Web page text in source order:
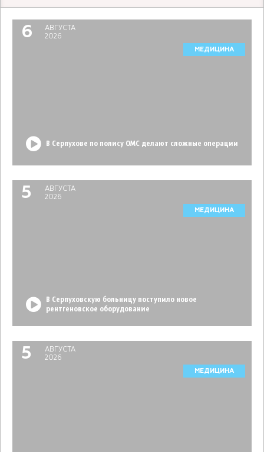
6
АВГУСТА
2026
МЕДИЦИНА
В Серпухове по полису ОМС делают сложные операции
5
АВГУСТА
2026
МЕДИЦИНА
В Серпуховскую больницу поступило новое
рентгеновское оборудование
5
АВГУСТА
2026
МЕДИЦИНА